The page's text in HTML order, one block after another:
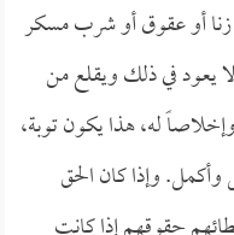
زنا أو عقوق أو شرب مسكر
يعود في ذلك ويقلع من
له، هذا يكون توبة،
وإذا كان الحق